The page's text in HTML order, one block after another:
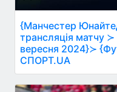
{Манчестер
трансляція матчу ≻
вересня 2024}≻
СПОРТ.UA